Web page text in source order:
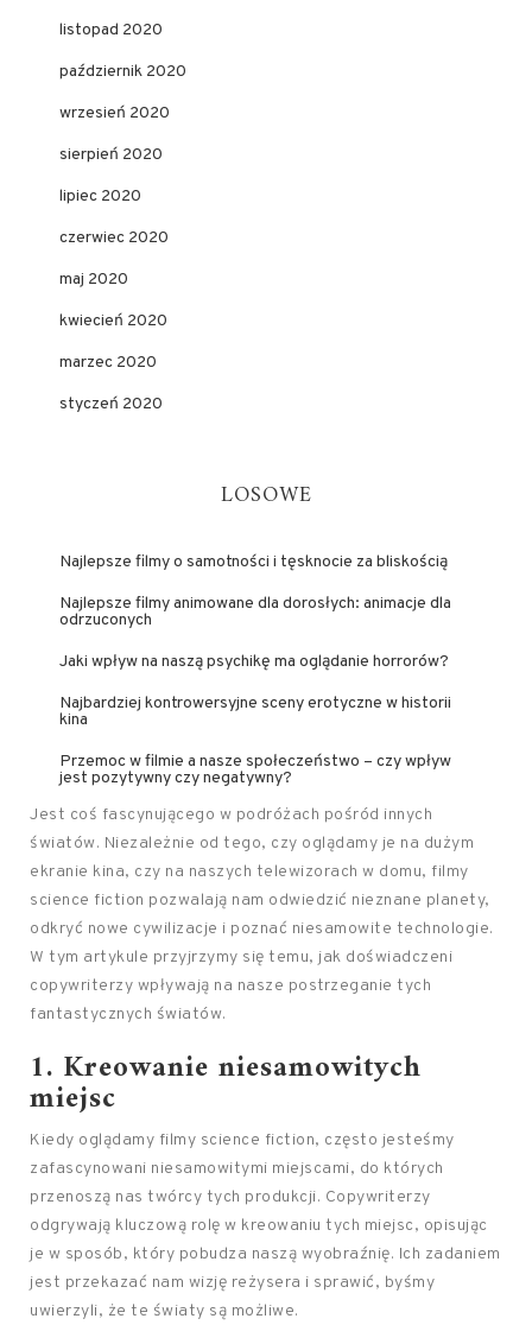
listopad 2020
październik 2020
wrzesień 2020
sierpień 2020
lipiec 2020
czerwiec 2020
maj 2020
kwiecień 2020
marzec 2020
styczeń 2020
LOSOWE
Najlepsze filmy o samotności i tęsknocie za bliskością
Najlepsze filmy animowane dla dorosłych: animacje dla
odrzuconych
Jaki wpływ na naszą psychikę ma oglądanie horrorów?
Najbardziej kontrowersyjne sceny erotyczne w historii
kina
Przemoc w filmie a nasze społeczeństwo – czy wpływ
jest pozytywny czy negatywny?
Jest coś fascynującego w podróżach pośród innych
światów. Niezależnie od tego, czy oglądamy je na dużym
ekranie kina, czy na naszych telewizorach w domu, filmy
science fiction pozwalają nam odwiedzić nieznane planety,
odkryć nowe cywilizacje i poznać niesamowite technologie.
W tym artykule przyjrzymy się temu, jak doświadczeni
copywriterzy wpływają na nasze postrzeganie tych
fantastycznych światów.
1. Kreowanie niesamowitych
miejsc
Kiedy oglądamy filmy science fiction, często jesteśmy
zafascynowani niesamowitymi miejscami, do których
przenoszą nas twórcy tych produkcji. Copywriterzy
odgrywają kluczową rolę w kreowaniu tych miejsc, opisując
je w sposób, który pobudza naszą wyobraźnię. Ich zadaniem
jest przekazać nam wizję reżysera i sprawić, byśmy
uwierzyli, że te światy są możliwe.